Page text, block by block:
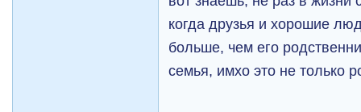
когда друзья и хорошие
больше, чем его
семья, имхо это не только